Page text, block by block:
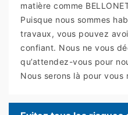
matière comme
Puisque nous sommes
travaux, vous pouvez
confiant. Nous ne vous
qu’attendez-vous pour
Nous serons là pour